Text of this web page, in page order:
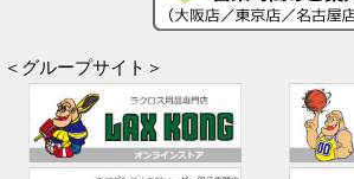
＜グループサイト＞